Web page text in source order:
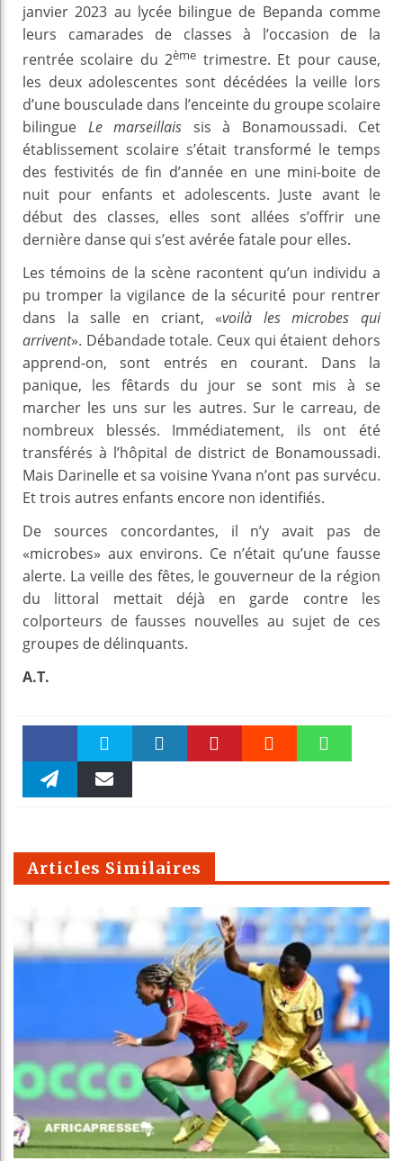
janvier 2023 au lycée bilingue de Bepanda comme
leurs camarades de classes à l’occasion de la
rentrée scolaire du 2ème trimestre. Et pour cause,
les deux adolescentes sont décédées la veille lors
d’une bousculade dans l’enceinte du groupe scolaire
bilingue Le marseillais sis à Bonamoussadi. Cet
établissement scolaire s’était transformé le temps
des festivités de fin d’année en une mini-boite de
nuit pour enfants et adolescents. Juste avant le
début des classes, elles sont allées s’offrir une
dernière danse qui s’est avérée fatale pour elles.
Les témoins de la scène racontent qu’un individu a
pu tromper la vigilance de la sécurité pour rentrer
dans la salle en criant, «voilà les microbes qui
arrivent». Débandade totale. Ceux qui étaient dehors
apprend-on, sont entrés en courant. Dans la
panique, les fêtards du jour se sont mis à se
marcher les uns sur les autres. Sur le carreau, de
nombreux blessés. Immédiatement, ils ont été
transférés à l’hôpital de district de Bonamoussadi.
Mais Darinelle et sa voisine Yvana n’ont pas survécu.
Et trois autres enfants encore non identifiés.
De sources concordantes, il n’y avait pas de
«microbes» aux environs. Ce n’était qu’une fausse
alerte. La veille des fêtes, le gouverneur de la région
du littoral mettait déjà en garde contre les
colporteurs de fausses nouvelles au sujet de ces
groupes de délinquants.
A.T.
Faceboo Twitter
m
Articles Similaires